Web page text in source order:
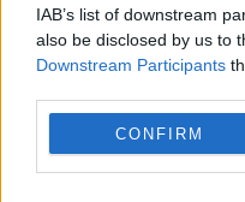
IAB’s list of downstream
also be disclosed by us to
Downstream Participants
CONFIRM